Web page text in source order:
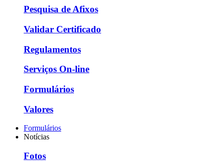
Pesquisa de Afixos
Validar Certificado
Regulamentos
Serviços On-line
Formulários
Valores
Formulários
Notícias
Fotos